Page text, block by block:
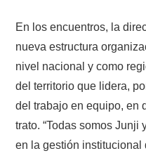
En los encuentros, la
nueva estructura
nivel nacional y como
del territorio que lidera,
del trabajo en equipo, en
trato. “Todas somos
en la gestión institucional